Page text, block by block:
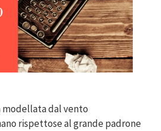
modellata dal vento
rispettose al grande padrone